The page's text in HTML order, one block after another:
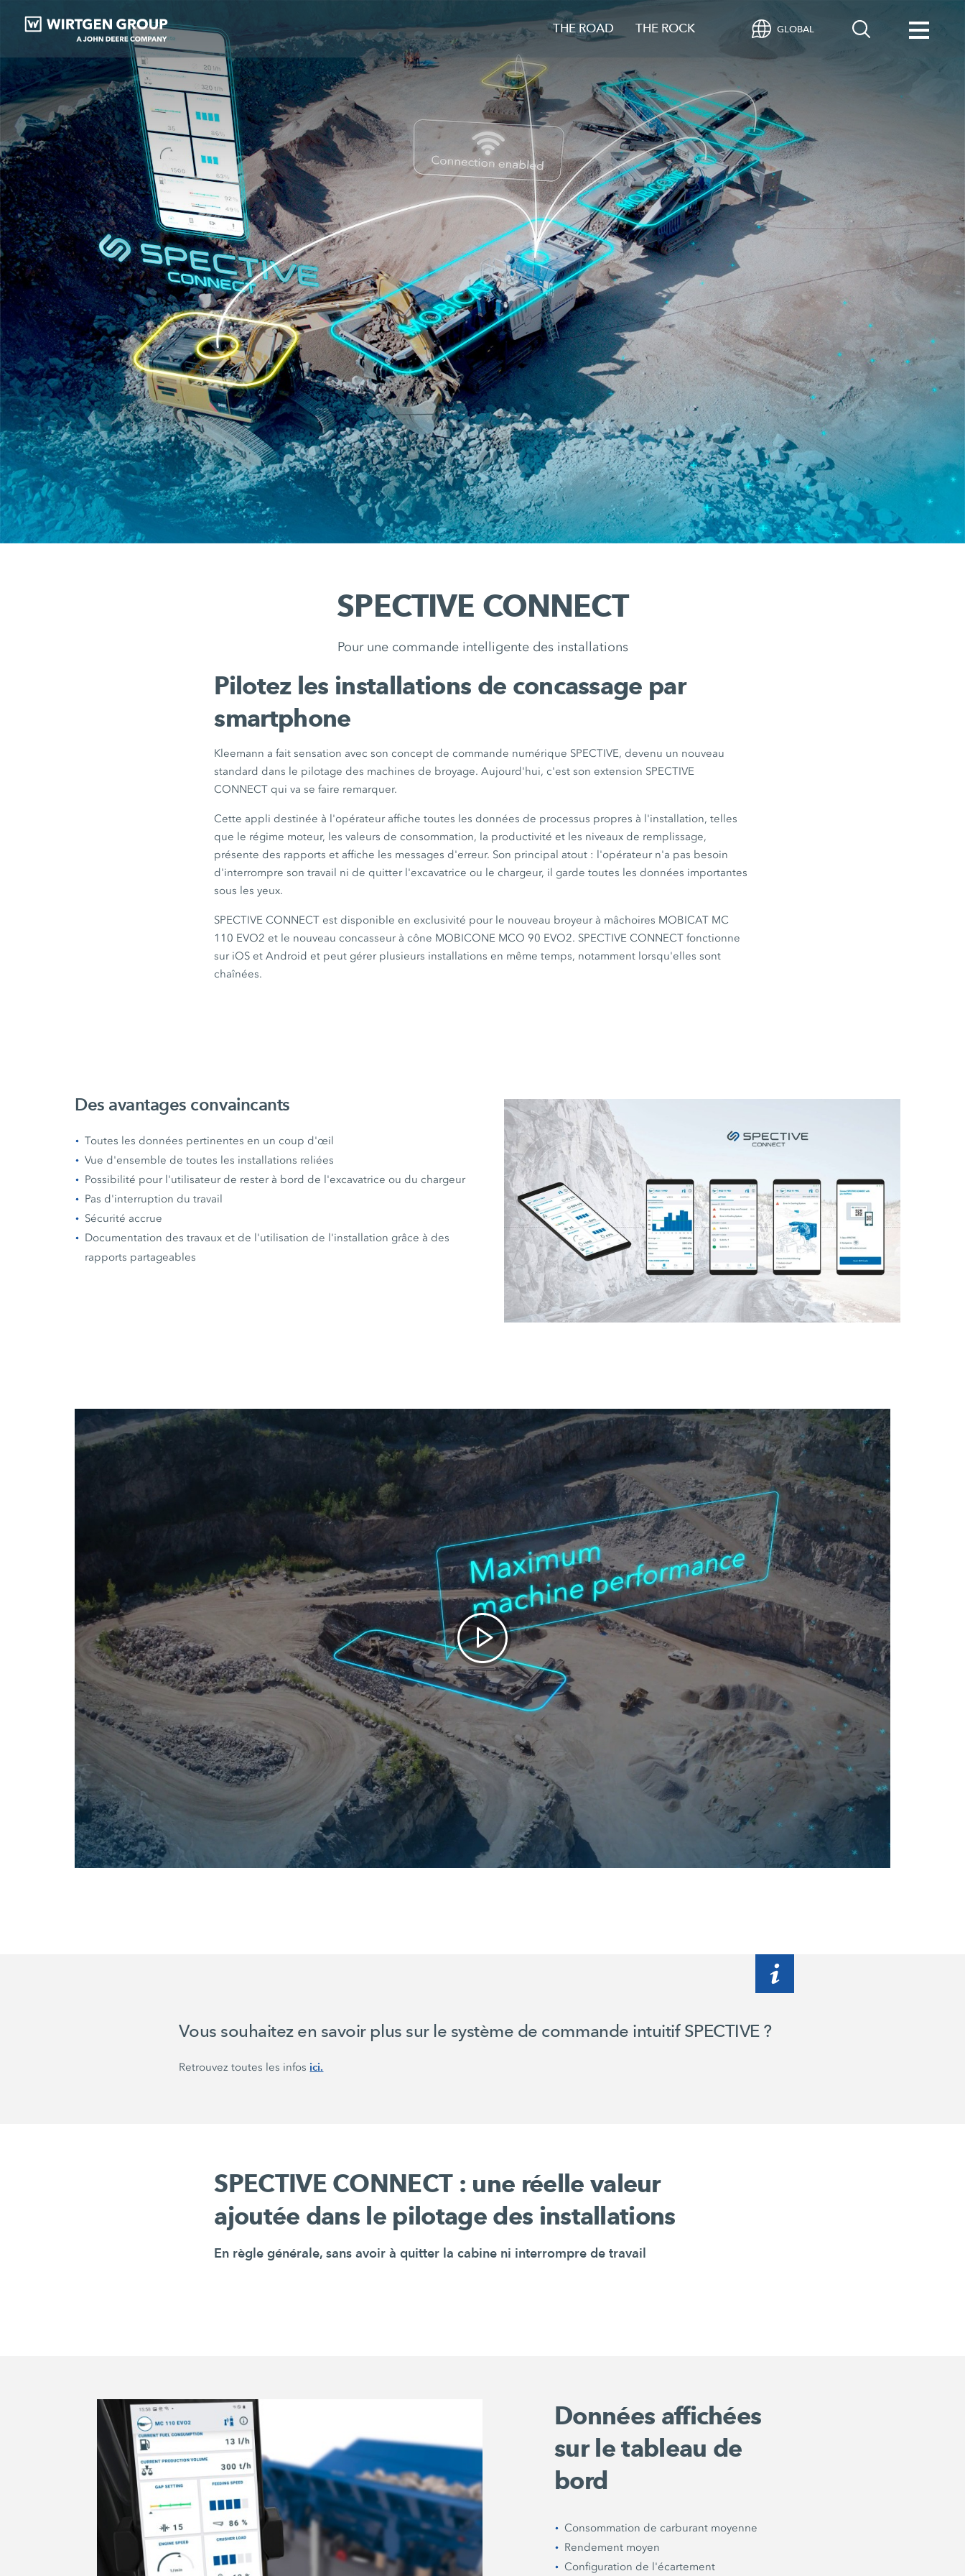
THE ROAD THE ROCK GLOBAL
SPECTIVE CONNECT
Pour une commande intelligente des installations
Pilotez les installations de concassage par
smartphone
Kleemann a fait sensation avec son concept de commande numérique SPECTIVE, devenu un nouveau
standard dans le pilotage des machines de broyage. Aujourd'hui, c'est son extension SPECTIVE
CONNECT qui va se faire remarquer.
Cette appli destinée à l'opérateur affiche toutes les données de processus propres à l'installation, telles
que le régime moteur, les valeurs de consommation, la productivité et les niveaux de remplissage,
présente des rapports et affiche les messages d'erreur. Son principal atout : l'opérateur n'a pas besoin
d'interrompre son travail ni de quitter l'excavatrice ou le chargeur, il garde toutes les données importantes
sous les yeux.
SPECTIVE CONNECT est disponible en exclusivité pour le nouveau broyeur à mâchoires MOBICAT MC
110 EVO2 et le nouveau concasseur à cône MOBICONE MCO 90 EVO2. SPECTIVE CONNECT fonctionne
sur iOS et Android et peut gérer plusieurs installations en même temps, notamment lorsqu'elles sont
chaînées.
Des avantages convaincants
Toutes les données pertinentes en un coup d'œil
Vue d'ensemble de toutes les installations reliées
Possibilité pour l'utilisateur de rester à bord de l'excavatrice ou du chargeur
Pas d'interruption du travail
Sécurité accrue
Documentation des travaux et de l'utilisation de l'installation grâce à des
rapports partageables
Vous souhaitez en savoir plus sur le système de commande intuitif SPECTIVE ?
Retrouvez toutes les infos ici.
SPECTIVE CONNECT : une réelle valeur
ajoutée dans le pilotage des installations
En règle générale, sans avoir à quitter la cabine ni interrompre de travail
Données affichées
sur le tableau de
bord
Consommation de carburant moyenne
Rendement moyen
Configuration de l'écartement